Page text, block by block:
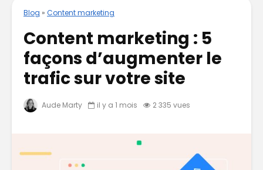
Blog » Content marketing
Content marketing : 5
façons d’augmenter le
trafic sur votre site
Aude Marty il y a 1 mois 2 335 vues